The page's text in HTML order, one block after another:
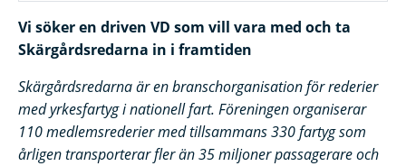
Vi söker en driven VD som vill vara med och ta
Skärgårdsredarna in i framtiden
Skärgårdsredarna är en branschorganisation för rederier
med yrkesfartyg i nationell fart. Föreningen organiserar
110 medlemsrederier med tillsammans 330 fartyg som
årligen transporterar fler än 35 miljoner passagerare och